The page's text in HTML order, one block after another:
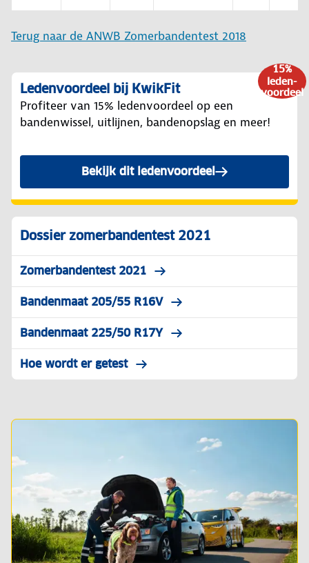
Terug naar de ANWB Zomerbandentest 2018
15%
leden-
voordeel
Ledenvoordeel bij KwikFit
Profiteer van 15% ledenvoordeel op een
bandenwissel, uitlijnen, bandenopslag en meer!
Bekijk dit ledenvoordeel
Dossier zomerbandentest 2021
Zomerbandentest 2021
Bandenmaat 205/55 R16V
Bandenmaat 225/50 R17Y
Hoe wordt er getest